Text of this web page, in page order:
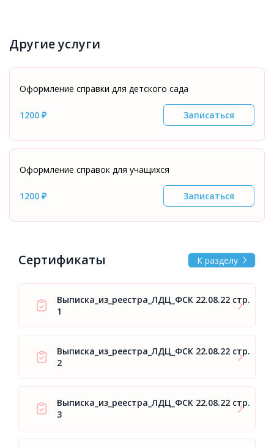
Другие услуги
Оформление справки для детского сада
1200 ₽ Записаться
Оформление справок для учащихся
1200 ₽ Записаться
Сертификаты К разделу
Выписка_из_реестра_ЛДЦ_ФСК 22.08.22 стр.
1
Выписка_из_реестра_ЛДЦ_ФСК 22.08.22 стр.
2
Выписка_из_реестра_ЛДЦ_ФСК 22.08.22 стр.
3